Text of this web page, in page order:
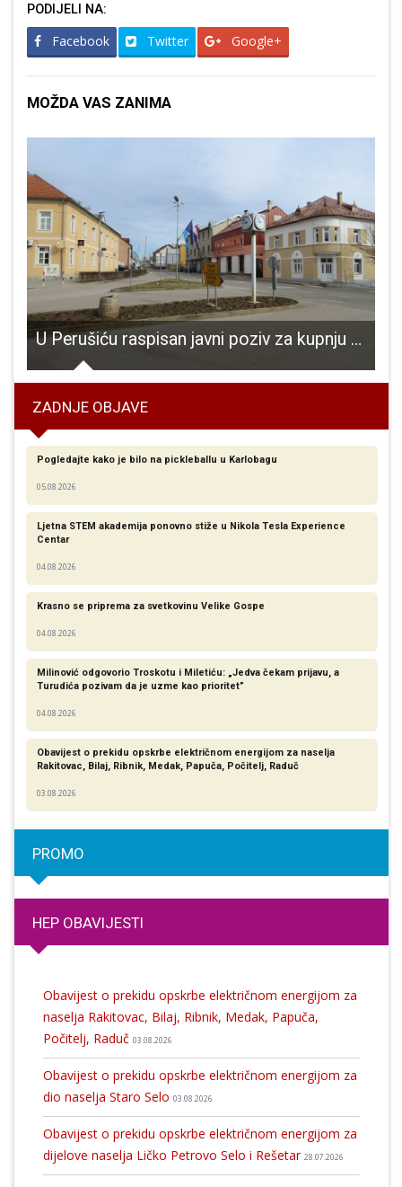
PODIJELI NA:
Facebook Twitter Google+
MOŽDA VAS ZANIMA
U Perušiću raspisan javni poziv za kupnju POS-ovih stanova
ZADNJE OBJAVE
Pogledajte kako je bilo na pickleballu u Karlobagu
05.08.2026
Ljetna STEM akademija ponovno stiže u Nikola Tesla Experience
Centar
04.08.2026
Krasno se priprema za svetkovinu Velike Gospe
04.08.2026
Milinović odgovorio Troskotu i Miletiću: „Jedva čekam prijavu, a
Turudića pozivam da je uzme kao prioritet”
04.08.2026
Obavijest o prekidu opskrbe električnom energijom za naselja
Rakitovac, Bilaj, Ribnik, Medak, Papuča, Počitelj, Raduč
03.08.2026
PROMO
HEP OBAVIJESTI
Obavijest o prekidu opskrbe električnom energijom za
naselja Rakitovac, Bilaj, Ribnik, Medak, Papuča,
Počitelj, Raduč 03.08.2026
Obavijest o prekidu opskrbe električnom energijom za
dio naselja Staro Selo 03.08.2026
Obavijest o prekidu opskrbe električnom energijom za
dijelove naselja Ličko Petrovo Selo i Rešetar 28.07.2026